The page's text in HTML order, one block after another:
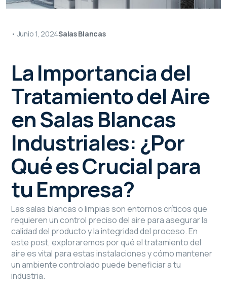
• Junio 1, 2024Salas Blancas
La Importancia del
Tratamiento del Aire
en Salas Blancas
Industriales: ¿Por
Qué es Crucial para
tu Empresa?
Las salas blancas o limpias son entornos críticos que
requieren un control preciso del aire para asegurar la
calidad del producto y la integridad del proceso. En
este post, exploraremos por qué el tratamiento del
aire es vital para estas instalaciones y cómo mantener
un ambiente controlado puede beneficiar a tu
industria.